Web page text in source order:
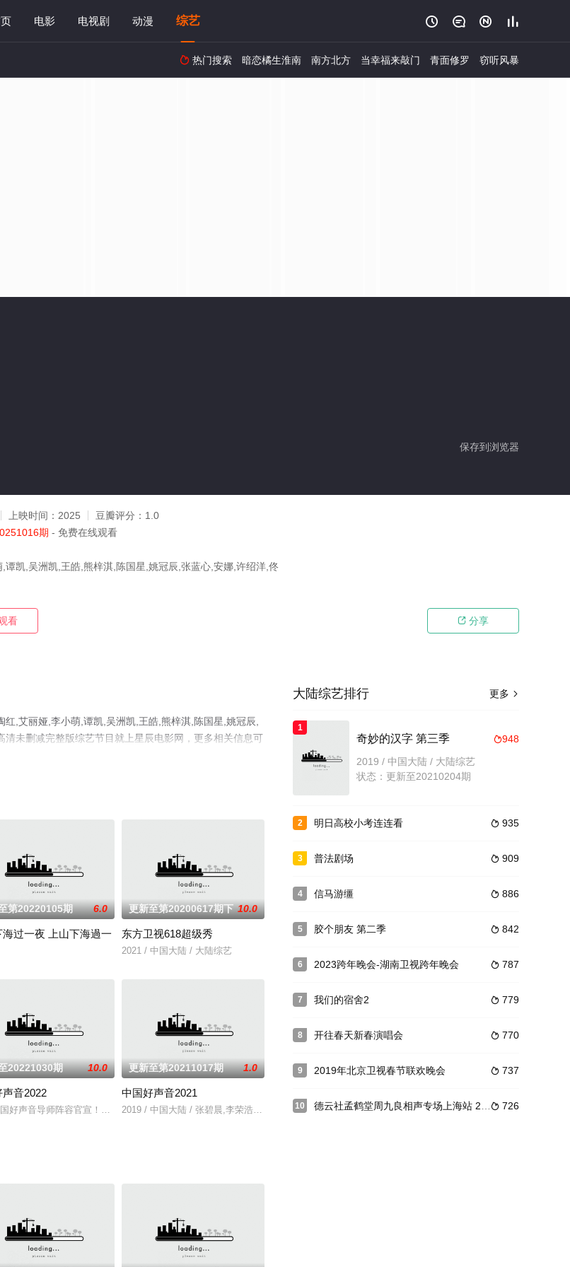
电影 电视剧 动漫 综艺    
 热门搜索 暗恋橘生淮南 南方北方 当幸福来敲门 青面修罗 窃听风暴
保存到浏览器
上映时间： 2025 豆瓣评分： 1.0
期 - 免费在线观看
谭凯,吴洲凯,王皓,熊梓淇,陈国星,姚冠辰,张蓝心,安娜,许绍洋,佟
看  分享
,艾丽娅,李小萌,谭凯,吴洲凯,王皓,熊梓淇,陈国星,姚冠辰,
未删减完整版综艺节目就上星辰电影网，更多相关信息可
第20220105期 6.0
海过一夜 上山下海過一
更新至第20200617期下 10.0
东方卫视618超级秀
2021 / 中国大陆 / 大陆综艺
专业婚庆策划师和艺人嘉宾组建一家婚庆策划工作室，通过打造不
宏、庾澄庆、李荣浩担任导师。新一季好声音全面回归转椅模式，节目定于7月19日开播。
20221030期 10.0
音2022
好声音导师阵容官宣！四位导师廖昌永、梁静茹、李克勤、李荣浩重磅加盟，用音乐的力量陪大家度过这个夏天！
更新至第20211017期 1.0
中国好声音2021
2019 / 中国大陆 / 张碧晨,李荣浩,刘欢,邓紫棋,汪峰,李克勤,吉克隽逸,袁娅维,黄霄雲
更多 
大陆综艺排行
1
948
奇妙的汉字 第三季
2019 / 中国大陆 / 大陆综艺
状态：更新至20210204期
2  935
明日高校小考连连看
3  909
普法剧场
4  886
信马游缰
5  842
胶个朋友 第二季
6  787
2023跨年晚会-湖南卫视跨年晚会
7  779
我们的宿舍2
8  770
开往春天新春演唱会
9  737
2019年北京卫视春节联欢晚会
10  726
德云社孟鹤堂周九良相声专场上海站 2026